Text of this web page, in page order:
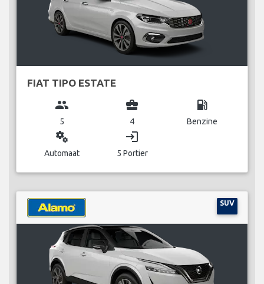
FIAT TIPO ESTATE
group
5
business_center
4
local_gas_station
Benzine
miscellaneous_services
Automaat
login
5 Portier
SUV